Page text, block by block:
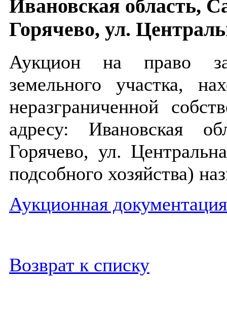
Ивановская область,
Горячево, ул.
Аукцион на право
земельного участка,
неразграниченной
адресу: Ивановская
Горячево, ул.
подсобного хозяйства)
Аукционная
Возврат к списку